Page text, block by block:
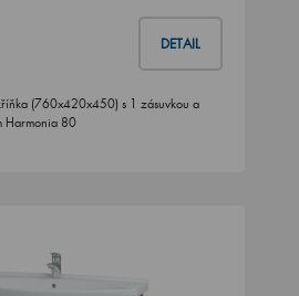
DETAIL
(760x420x450) s 1 zásuvkou a
Harmonia 80